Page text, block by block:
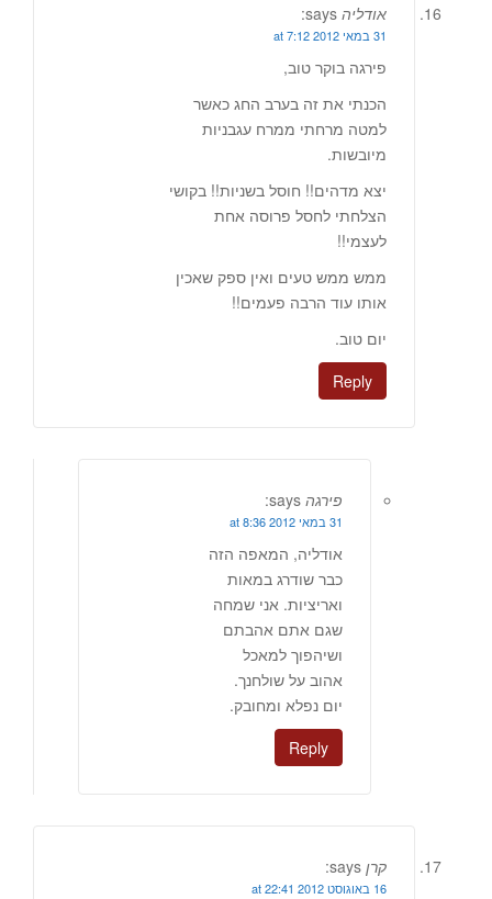
אודליה says:
31 במאי 2012 at 7:12
פירגה בוקר טוב,
הכנתי את זה בערב החג כאשר
למטה מרחתי ממרח עגבניות
מיובשות.
יצא מדהים!! חוסל בשניות!! בקושי
הצלחתי לחסל פרוסה אחת
לעצמי!!
ממש ממש טעים ואין ספק שאכין
אותו עוד הרבה פעמים!!
יום טוב.
Reply
פירגה says:
31 במאי 2012 at 8:36
אודליה, המאפה הזה
כבר שודרג במאות
ואריציות. אני שמחה
שגם אתם אהבתם
ושיהפוך למאכל
אהוב על שולחנך.
יום נפלא ומחובק.
Reply
קרן says:
16 באוגוסט 2012 at 22:41